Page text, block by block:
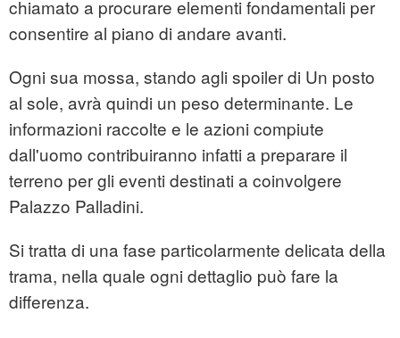
chiamato a procurare elementi fondamentali per
consentire al piano di andare avanti.
Ogni sua mossa, stando agli spoiler di Un posto
al sole, avrà quindi un peso determinante. Le
informazioni raccolte e le azioni compiute
dall'uomo contribuiranno infatti a preparare il
terreno per gli eventi destinati a coinvolgere
Palazzo Palladini.
Si tratta di una fase particolarmente delicata della
trama, nella quale ogni dettaglio può fare la
differenza.